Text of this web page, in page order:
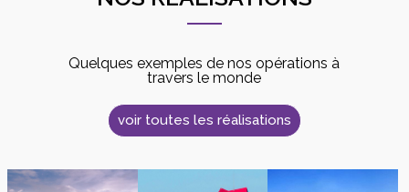
Quelques exemples de nos opérations à
travers le monde
voir toutes les réalisations